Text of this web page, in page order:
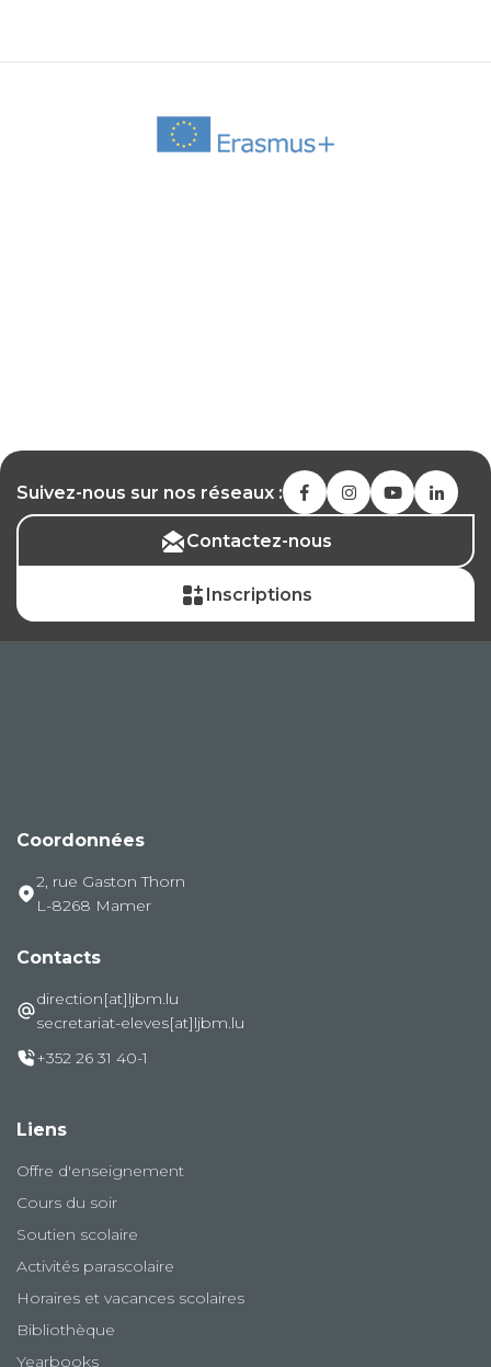
Suivez-nous sur nos réseaux :
Contactez-nous
Inscriptions
Coordonnées
2, rue Gaston Thorn
L-8268 Mamer
Contacts
direction[at]ljbm.lu
secretariat-eleves[at]ljbm.lu
+352 26 31 40-1
Liens
Offre d'enseignement
Cours du soir
Soutien scolaire
Activités parascolaire
Horaires et vacances scolaires
Bibliothèque
Yearbooks